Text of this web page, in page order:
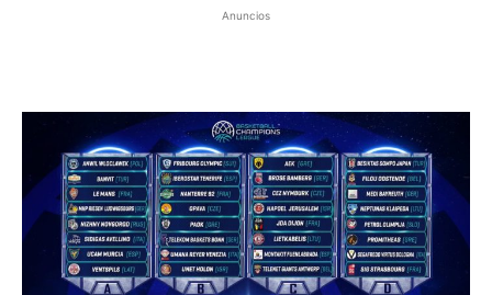
Anuncios